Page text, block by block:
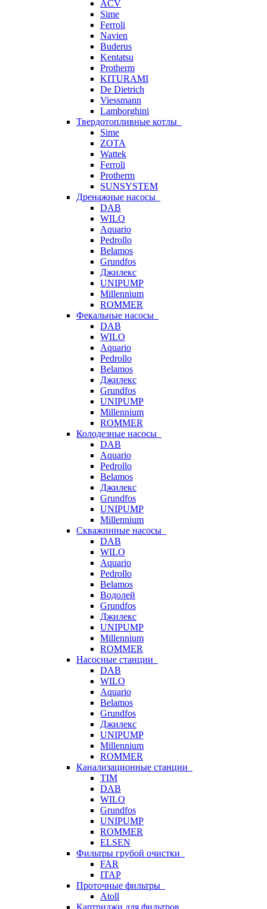
ACV
Sime
Ferroli
Navien
Buderus
Kentatsu
Protherm
KITURAMI
De Dietrich
Viessmann
Lamborghini
Твердотопливные котлы
Sime
ZOTA
Wattek
Ferroli
Protherm
SUNSYSTEM
Дренажные насосы
DAB
WILO
Aquario
Pedrollo
Belamos
Grundfos
Джилекс
UNIPUMP
Millennium
ROMMER
Фекальные насосы
DAB
WILO
Aquario
Pedrollo
Belamos
Джилекс
Grundfos
UNIPUMP
Millennium
ROMMER
Колодезные насосы
DAB
Aquario
Pedrollo
Belamos
Джилекс
Grundfos
UNIPUMP
Millennium
Скважинные насосы
DAB
WILO
Aquario
Pedrollo
Belamos
Водолей
Grundfos
Джилекс
UNIPUMP
Millennium
ROMMER
Насосные станции
DAB
WILO
Aquario
Belamos
Grundfos
Джилекс
UNIPUMP
Millennium
ROMMER
Канализационные станции
TIM
DAB
WILO
Grundfos
UNIPUMP
ROMMER
ELSEN
Фильтры грубой очистки
FAR
ITAP
Проточные фильтры
Atoll
Картриджи для фильтров